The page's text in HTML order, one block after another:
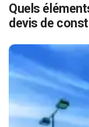
Quels
devis de